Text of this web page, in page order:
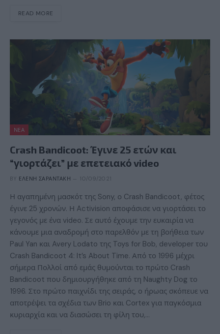
READ MORE
ΝΈΑ
Crash Bandicoot: Έγινε 25 ετών και
“γιορτάζει” με επετειακό video
BY ΕΛΈΝΗ ΣΑΡΑΝΤΆΚΗ 10/09/2021
Η αγαπημένη μασκότ της Sony, ο Crash Bandicoot, φέτος
έγινε 25 χρονών. Η Activision αποφάσισε να γιορτάσει το
γεγονός με ένα video. Σε αυτό έχουμε την ευκαιρία να
κάνουμε μια αναδρομή στο παρελθόν με τη βοήθεια των
Paul Yan και Avery Lodato της Toys for Bob, developer του
Crash Bandicoot 4: It’s About Time. Από το 1996 μέχρι
σήμερα Πολλοί από εμάς θυμούνται το πρώτο Crash
Bandicoot που δημιουργήθηκε από τη Naughty Dog το
1996. Στο πρώτο παιχνίδι της σειράς, ο ήρωας σκόπευε να
αποτρέψει τα σχέδια των Brio και Cortex για παγκόσμια
κυριαρχία και να διασώσει τη φίλη του,…